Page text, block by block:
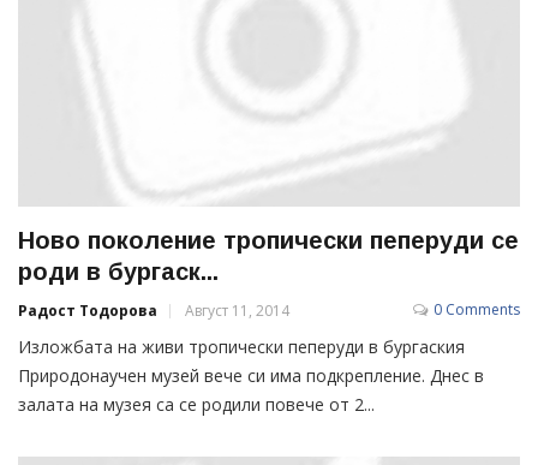
Ново поколение тропически пеперуди се
роди в бургаск...
Радост Тодорова Август 11, 2014 0 Comments
Изложбата на живи тропически пеперуди в бургаския
Природонаучен музей вече си има подкрепление. Днес в
залата на музея са се родили повече от 2...